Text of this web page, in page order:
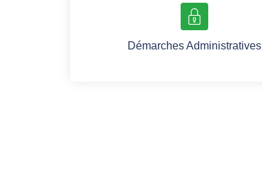
Démarches Administratives